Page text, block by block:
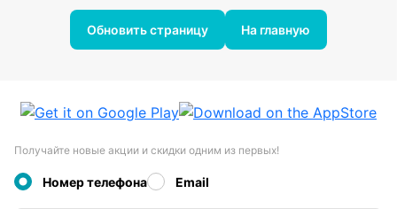
Обновить страницу На главную
Получайте новые акции и скидки одним из первых!
Номер телефона Email